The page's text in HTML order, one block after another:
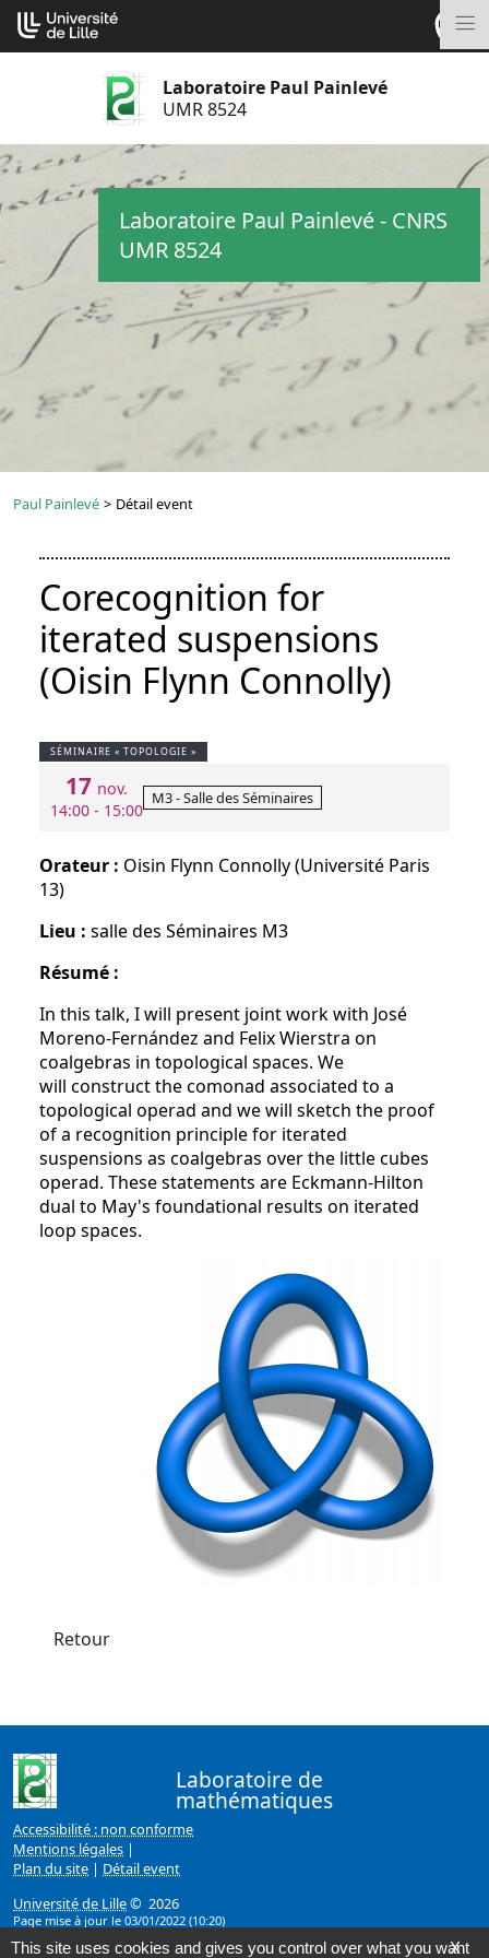
Aller
au
contenu
Laboratoire Paul Painlevé
UMR 8524
Laboratoire Paul Painlevé - CNRS
UMR 8524
Paul Painlevé > Détail event
Corecognition for
iterated suspensions
(Oisin Flynn Connolly)
SÉMINAIRE « TOPOLOGIE »
17 nov.
14:00 - 15:00
M3 - Salle des Séminaires
Orateur : Oisin Flynn Connolly (Université Paris
13)
Lieu : salle des Séminaires M3
Résumé :
In this talk, I will present joint work with José
Moreno-Fernández and Felix Wierstra on
coalgebras in topological spaces. We
will construct the comonad associated to a
topological operad and we will sketch the proof
of a recognition principle for iterated
suspensions as coalgebras over the little cubes
operad. These statements are Eckmann-Hilton
dual to May's foundational results on iterated
loop spaces.
Retour
Laboratoire de
mathématiques
Accessibilité : non conforme
Mentions légales |
Plan du site | Détail event
Université de Lille© 2026
Page mise à jour le 03/01/2022 (10:20)
Cookies management panel
X
This site uses cookies and gives you control over what you want